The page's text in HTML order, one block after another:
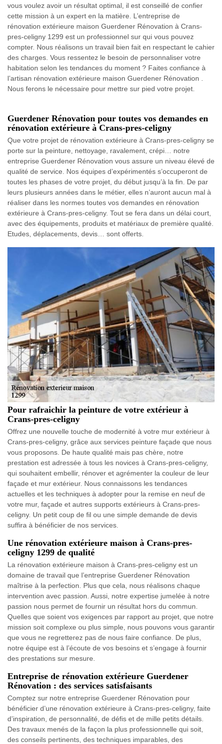
vous voulez avoir un résultat optimal, il est conseillé de confier
cette mission à un expert en la matière. L’entreprise de
rénovation extérieure maison Guerdener Rénovation à Crans-
pres-celigny 1299 est un professionnel sur qui vous pouvez
compter. Nous réalisons un travail bien fait en respectant le cahier
des charges. Vous ressentez le besoin de personnaliser votre
habitation selon les tendances du moment ? Faites confiance à
l’artisan rénovation extérieure maison Guerdener Rénovation .
Nous ferons le nécessaire pour mettre sur pied votre projet.
Guerdener Rénovation pour toutes vos demandes en
rénovation extérieure à Crans-pres-celigny
Que votre projet de rénovation extérieure à Crans-pres-celigny se
porte sur la peinture, nettoyage, ravalement, crépi… notre
entreprise Guerdener Rénovation vous assure un niveau élevé de
qualité de service. Nos équipes d’expérimentés s’occuperont de
toutes les phases de votre projet, du début jusqu’à la fin. De par
leurs plusieurs années dans le métier, elles n’auront aucun mal à
réaliser dans les normes toutes vos demandes en rénovation
extérieure à Crans-pres-celigny. Tout se fera dans un délai court,
avec des équipements, produits et matériaux de première qualité.
Etudes, déplacements, devis… sont offerts.
Pour rafraichir la peinture de votre extérieur à
Crans-pres-celigny
Offrez une nouvelle touche de modernité à votre mur extérieur à
Crans-pres-celigny, grâce aux services peinture façade que nous
vous proposons. De haute qualité mais pas chère, notre
prestation est adressée à tous les novices à Crans-pres-celigny,
qui souhaitent embellir, rénover et agrémenter la couleur de leur
façade et mur extérieur. Nous connaissons les tendances
actuelles et les techniques à adopter pour la remise en neuf de
votre mur, façade et autres supports extérieurs à Crans-pres-
celigny. Un petit coup de fil ou une simple demande de devis
suffira à bénéficier de nos services.
Une rénovation extérieure maison à Crans-pres-
celigny 1299 de qualité
La rénovation extérieure maison à Crans-pres-celigny est un
domaine de travail que l’entreprise Guerdener Rénovation
maîtrise à la perfection. Plus que cela, nous réalisons chaque
intervention avec passion. Aussi, notre expertise jumelée à notre
passion nous permet de fournir un résultat hors du commun.
Quelles que soient vos exigences par rapport au projet, que notre
mission soit complexe ou plus simple, nous pouvons vous garantir
que vous ne regretterez pas de nous faire confiance. De plus,
notre équipe est à l’écoute de vos besoins et s’engage à fournir
des prestations sur mesure.
Entreprise de rénovation extérieure Guerdener
Rénovation : des services satisfaisants
Comptez sur notre entreprise Guerdener Rénovation pour
bénéficier d’une rénovation extérieure à Crans-pres-celigny, faite
d’inspiration, de personnalité, de défis et de mille petits détails.
Des travaux menés de la façon la plus professionnelle qui soit,
des conseils pertinents, des techniques imparables, des